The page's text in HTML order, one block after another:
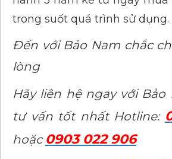
trong suốt quá trình sử dụng.
Đến với Bảo Nam chắc
lòng
Hãy liên hệ ngay với Bảo
tư vấn tốt nhất Hotline:
hoặc 0903 022 906